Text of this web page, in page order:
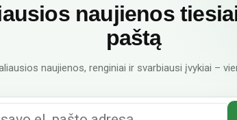
naujienos
paštą
naujienos, renginiai ir svarbiausi įvykiai –